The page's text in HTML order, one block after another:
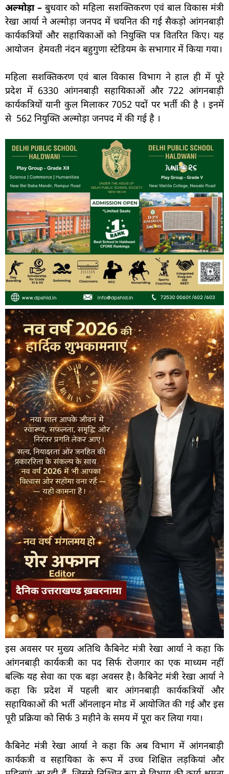
अल्मोड़ा – बुधवार को महिला सशक्तिकरण एवं बाल विकास मंत्री
रेखा आर्या ने अल्मोड़ा जनपद में चयनित की गई सैकड़ो आंगनबाड़ी
कार्यकत्रियों और सहायिकाओं को नियुक्ति पत्र वितरित किए। यह
आयोजन हेमवती नंदन बहुगुणा स्टेडियम के सभागार में किया गया।
महिला सशक्तिकरण एवं बाल विकास विभाग ने हाल ही में पूरे
प्रदेश में 6330 आंगनबाड़ी सहायिकाओं और 722 आंगनबाड़ी
कार्यकत्रियों यानी कुल मिलाकर 7052 पदों पर भर्ती की है । इनमें
से 562 नियुक्ति अल्मोड़ा जनपद में की गई है ।
इस अवसर पर मुख्य अतिथि कैबिनेट मंत्री रेखा आर्या ने कहा कि
आंगनबाड़ी कार्यकत्री का पद सिर्फ रोजगार का एक माध्यम नहीं
बल्कि यह सेवा का एक बड़ा अवसर है। कैबिनेट मंत्री रेखा आर्या ने
कहा कि प्रदेश में पहली बार आंगनबाड़ी कार्यकत्रियों और
सहायिकाओं की भर्ती ऑनलाइन मोड में आयोजित की गई और इस
पूरी प्रक्रिया को सिर्फ 3 महीने के समय में पूरा कर लिया गया।
कैबिनेट मंत्री रेखा आर्या ने कहा कि अब विभाग में आंगनबाड़ी
कार्यकत्री व सहायिका के रूप में उच्च शिक्षित लड़कियां और